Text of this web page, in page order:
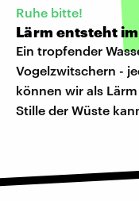
Ruhe bitte!
Lärm entsteht
Ein tropfender
Vogelzwitschern -
können wir als
Stille der Wüste